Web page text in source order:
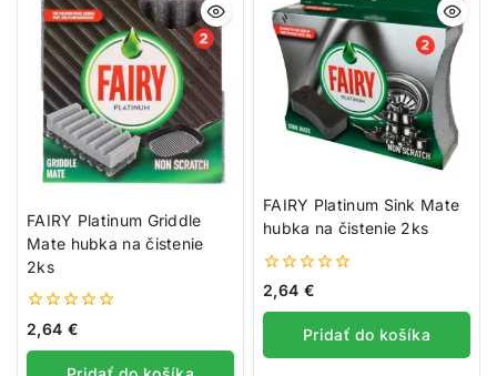
FAIRY Platinum Griddle
Mate hubka na čistenie
2ks
0
5
2,64 €
FAIRY Platinum Sink Mate
hubka na čistenie 2ks
0
5
2,64 €
Pridať do košíka